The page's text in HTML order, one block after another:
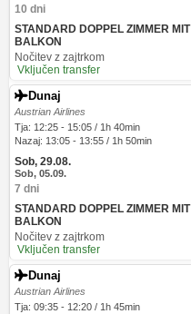
10 dni
STANDARD DOPPEL ZIMMER MIT
BALKON
Nočitev z zajtrkom
Vključen transfer
Dunaj
Austrian Airlines
Tja: 12:25 - 15:05 / 1h 40min
Nazaj: 13:05 - 13:55 / 1h 50min
Sob, 29.08.
Sob, 05.09.
7 dni
STANDARD DOPPEL ZIMMER MIT
BALKON
Nočitev z zajtrkom
Vključen transfer
Dunaj
Austrian Airlines
Tja: 09:35 - 12:20 / 1h 45min